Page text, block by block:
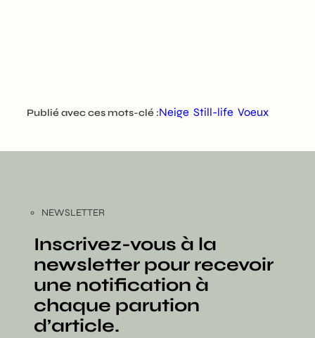
Publié avec ces mots-clé :Neige Still-life Voeux
NEWSLETTER
Inscrivez-vous à la
newsletter pour recevoir
une notification à
chaque parution
d’article.